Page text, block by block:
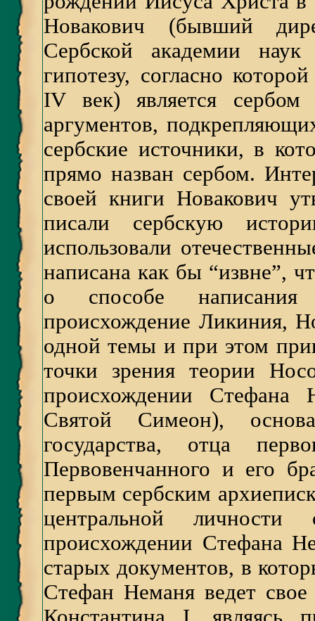
Новакович (бывший
Сербской академии
гипотезу, согласно
IV век) является
аргументов,
сербские источники, в
прямо назван сербом.
своей книги Новакович
писали сербскую
использовали
написана как бы “извне”,
о способе написания
происхождение Ликиния,
одной темы и при этом
точки зрения теории
происхождении
Святой Симеон),
государства, отца
Первовенчанного и его
первым сербским
центральной
происхождении Стефана
старых документов, в
Стефан Неманя ведет